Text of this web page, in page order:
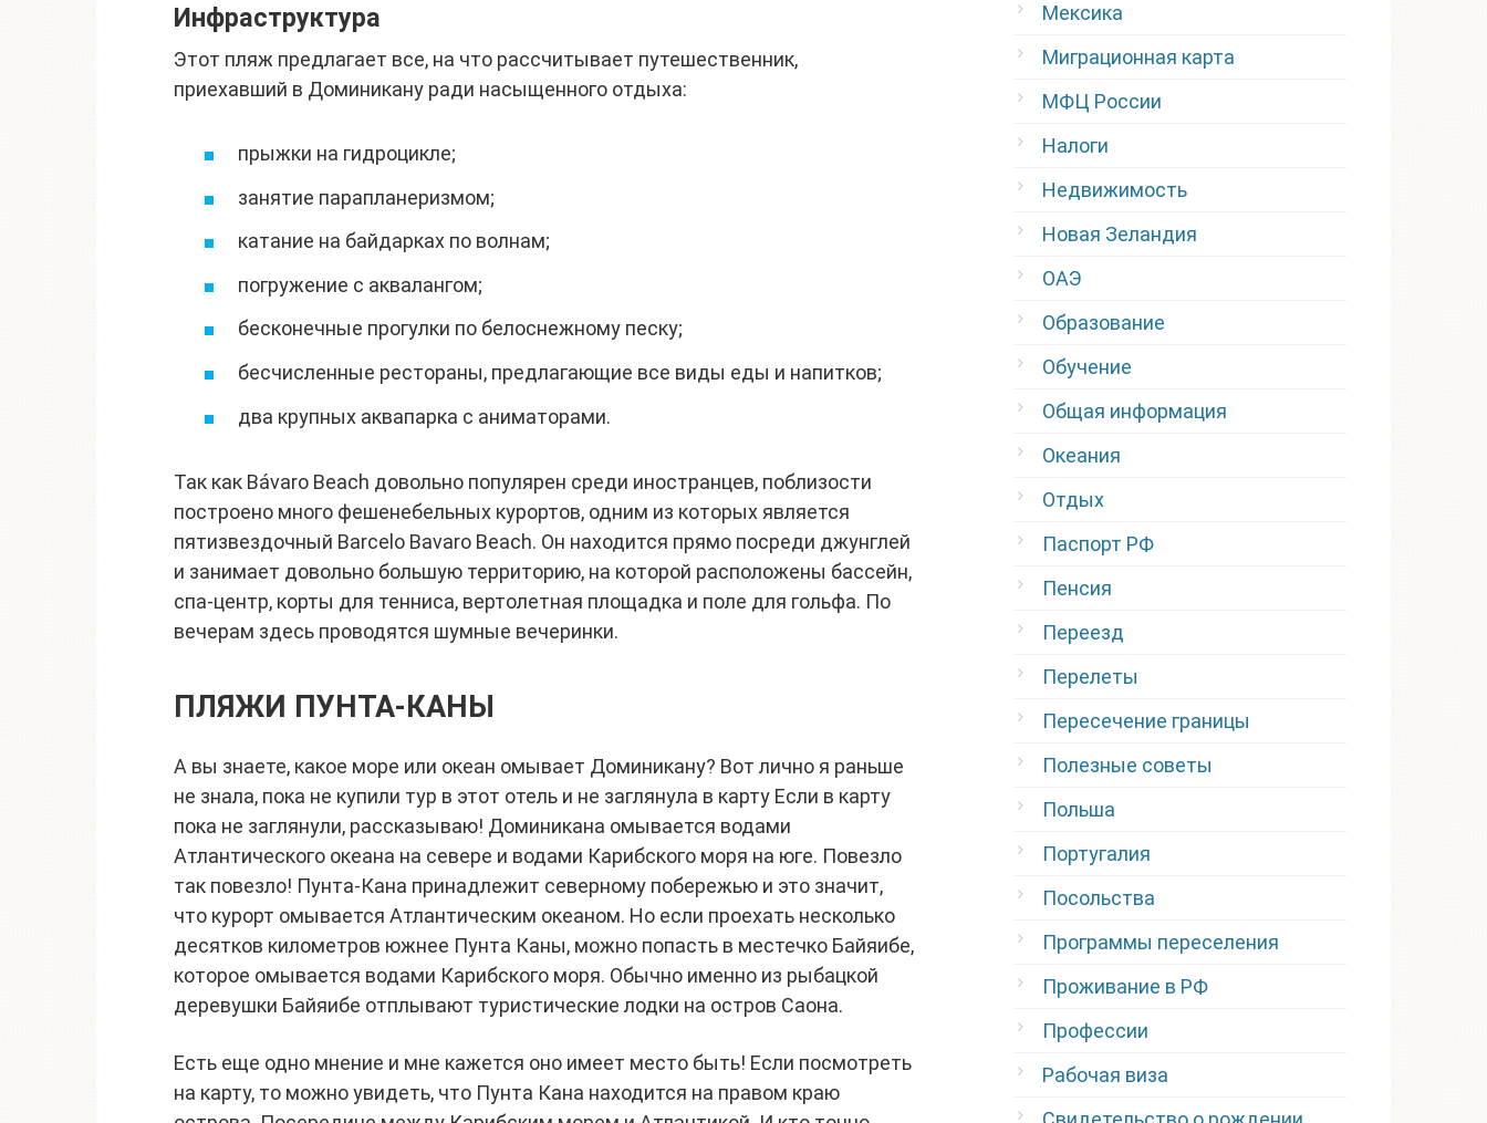
Инфраструктура
Этот пляж предлагает все, на что рассчитывает путешественник,
приехавший в Доминикану ради насыщенного отдыха:
прыжки на гидроцикле;
занятие парапланеризмом;
катание на байдарках по волнам;
погружение с аквалангом;
бесконечные прогулки по белоснежному песку;
бесчисленные рестораны, предлагающие все виды еды и напитков;
два крупных аквапарка с аниматорами.
Так как Bávaro Beach довольно популярен среди иностранцев, поблизости
построено много фешенебельных курортов, одним из которых является
пятизвездочный Barcelo Bavaro Beach. Он находится прямо посреди джунглей
и занимает довольно большую территорию, на которой расположены бассейн,
спа-центр, корты для тенниса, вертолетная площадка и поле для гольфа. По
вечерам здесь проводятся шумные вечеринки.
ПЛЯЖИ ПУНТА-КАНЫ
А вы знаете, какое море или океан омывает Доминикану? Вот лично я раньше
не знала, пока не купили тур в этот отель и не заглянула в карту Если в карту
пока не заглянули, рассказываю! Доминикана омывается водами
Атлантического океана на севере и водами Карибского моря на юге. Повезло
так повезло! Пунта-Кана принадлежит северному побережью и это значит,
что курорт омывается Атлантическим океаном. Но если проехать несколько
десятков километров южнее Пунта Каны, можно попасть в местечко Байяибе,
которое омывается водами Карибского моря. Обычно именно из рыбацкой
деревушки Байяибе отплывают туристические лодки на остров Саона.
Есть еще одно мнение и мне кажется оно имеет место быть! Если посмотреть
на карту, то можно увидеть, что Пунта Кана находится на правом краю
Мексика
Миграционная карта
МФЦ России
Налоги
Недвижимость
Новая Зеландия
ОАЭ
Образование
Обучение
Общая информация
Океания
Отдых
Паспорт РФ
Пенсия
Переезд
Перелеты
Пересечение границы
Полезные советы
Польша
Португалия
Посольства
Программы переселения
Проживание в РФ
Профессии
Рабочая виза